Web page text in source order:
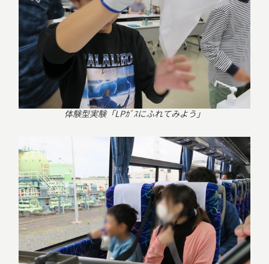
体験型実験「LPｶﾞｽにふれてみよう」